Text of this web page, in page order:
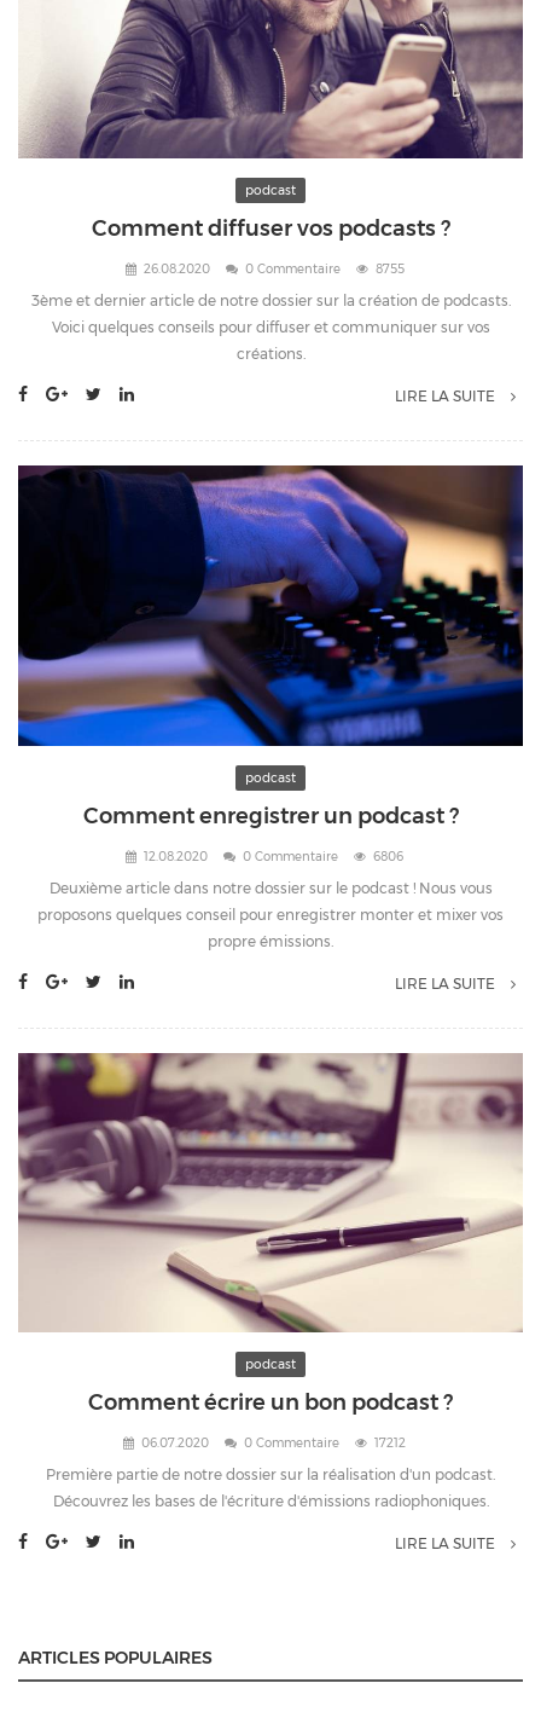
podcast
Comment diffuser vos podcasts ?
26.08.2020 0 Commentaire 8755
3ème et dernier article de notre dossier sur la création de podcasts.
Voici quelques conseils pour diffuser et communiquer sur vos
créations.
LIRE LA SUITE
podcast
Comment enregistrer un podcast ?
12.08.2020 0 Commentaire 6806
Deuxième article dans notre dossier sur le podcast ! Nous vous
proposons quelques conseil pour enregistrer monter et mixer vos
propre émissions.
LIRE LA SUITE
podcast
Comment écrire un bon podcast ?
06.07.2020 0 Commentaire 17212
Première partie de notre dossier sur la réalisation d'un podcast.
Découvrez les bases de l'écriture d'émissions radiophoniques.
LIRE LA SUITE
ARTICLES POPULAIRES